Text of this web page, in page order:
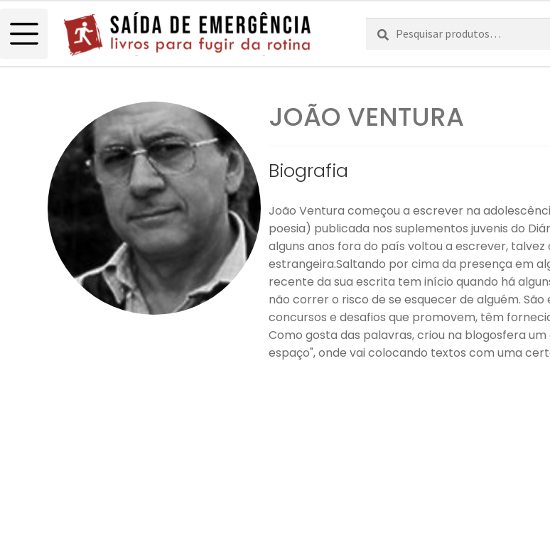
Pesquisar
por:
Pesquisa
JOÃO VENTURA
Biografia
João Ventura começou a escrever na
poesia) publicada nos suplementos juvenis do
alguns anos fora do país voltou a escrever,
estrangeira.Saltando por cima da presença em
recente da sua escrita tem início quando há
não correr o risco de se esquecer de alguém.
concursos e desafios que promovem, têm
Como gosta das palavras, criou na blogosfera
espaço", onde vai colocando textos com uma